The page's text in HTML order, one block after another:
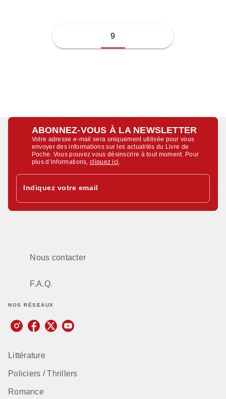
9
ABONNEZ-VOUS À LA NEWSLETTER
Votre adresse e-mail sera uniquement utilisée pour vous
envoyer des informations sur les actualités du Livre de
Poche. Vous pouvez vous désinscrire à tout moment. Pour
plus d’informations,cliquez ici
Indiquez votre email
Nous contacter
F.A.Q.
NOS RÉSEAUX
Littérature
Policiers / Thrillers
Romance